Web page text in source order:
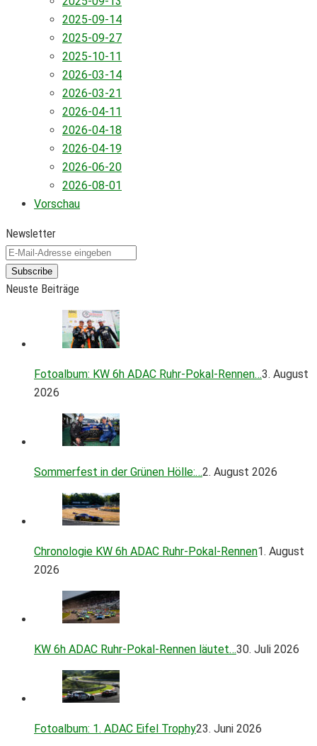
2025-09-14
2025-09-27
2025-10-11
2026-03-14
2026-03-21
2026-04-11
2026-04-18
2026-04-19
2026-06-20
2026-08-01
Vorschau
Newsletter
Subscribe
Neuste Beiträge
Fotoalbum: KW 6h ADAC Ruhr-Pokal-Rennen…3. August
2026
Sommerfest in der Grünen Hölle:…2. August 2026
Chronologie KW 6h ADAC Ruhr-Pokal-Rennen1. August
2026
KW 6h ADAC Ruhr-Pokal-Rennen läutet…30. Juli 2026
Fotoalbum: 1. ADAC Eifel Trophy23. Juni 2026